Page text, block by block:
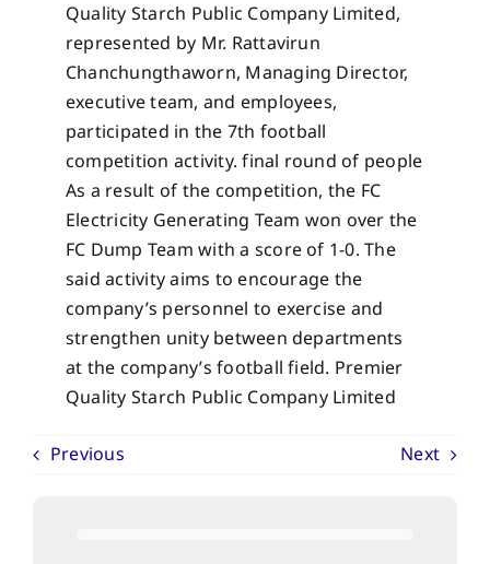
Quality Starch Public Company Limited,
represented by Mr. Rattavirun
Chanchungthaworn, Managing Director,
executive team, and employees,
participated in the 7th football
competition activity. final round of people
As a result of the competition, the FC
Electricity Generating Team won over the
FC Dump Team with a score of 1-0. The
said activity aims to encourage the
company’s personnel to exercise and
strengthen unity between departments
at the company’s football field. Premier
Quality Starch Public Company Limited
Previous Next